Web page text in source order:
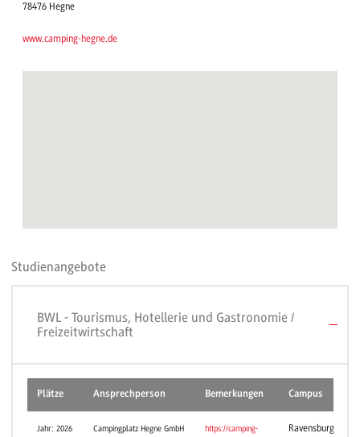
78476 Hegne
www.camping-hegne.de
Studienangebote
BWL - Tourismus, Hotellerie und Gastronomie /
Freizeitwirtschaft
Plätze Ansprechperson Bemerkungen Campus
Jahr: 2026
Campingplatz Hegne GmbH
https://camping-
Ravensburg